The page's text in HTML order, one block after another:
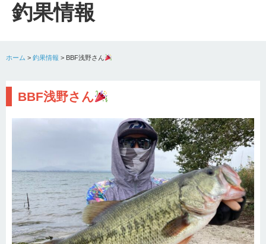
釣果情報
ホーム > 釣果情報 > BBF浅野さん
BBF浅野さん